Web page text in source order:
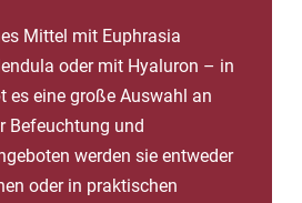
Mittel mit Euphrasia
oder mit Hyaluron – in
es eine große Auswahl an
Befeuchtung und
werden sie entweder
oder in praktischen